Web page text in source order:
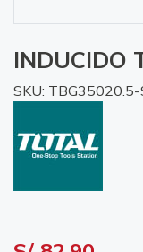
INDUCIDO
SKU: